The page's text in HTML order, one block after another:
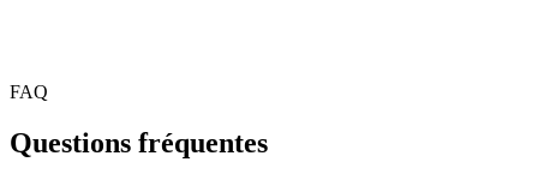
FAQ
Questions fréquentes